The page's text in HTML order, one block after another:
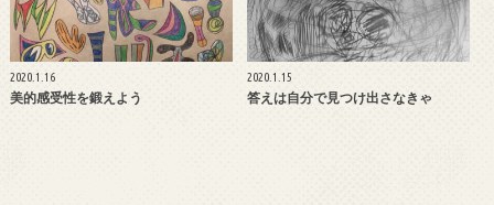
2020.1.16
美的感受性を鍛えよう
2020.1.15
答えは自分で見つけ出さなきゃ